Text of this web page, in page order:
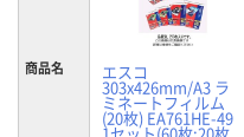
商品名 エスコ
303x426mm/A3 ラ
ミネートフィルム
(20枚) EA761HE-49
1セット(60枚:20枚